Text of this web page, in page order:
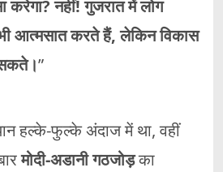
करेगा? नहीं! गुजरात में लोग
आत्मसात करते हैं, लेकिन विकास
”
हल्के-फुल्के अंदाज में था, वहीं
मोदी-अडानी गठजोड़का